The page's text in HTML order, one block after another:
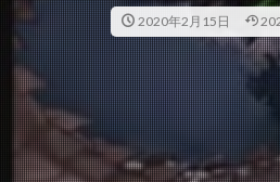
2020年2月15日